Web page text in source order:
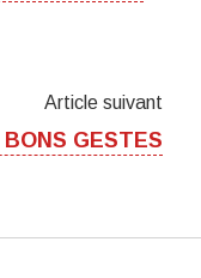
Article suivant
GESTES